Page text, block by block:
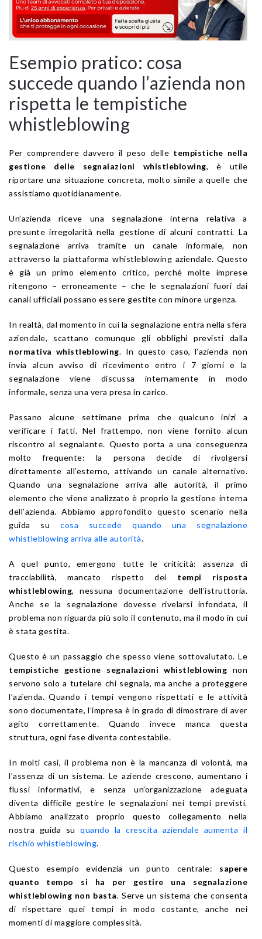
Esempio pratico: cosa
succede quando l’azienda non
rispetta le tempistiche
whistleblowing
Per comprendere davvero il peso delle tempistiche nella
gestione delle segnalazioni whistleblowing, è utile
riportare una situazione concreta, molto simile a quelle che
assistiamo quotidianamente.
Un’azienda riceve una segnalazione interna relativa a
presunte irregolarità nella gestione di alcuni contratti. La
segnalazione arriva tramite un canale informale, non
attraverso la piattaforma whistleblowing aziendale. Questo
è già un primo elemento critico, perché molte imprese
ritengono – erroneamente – che le segnalazioni fuori dai
canali ufficiali possano essere gestite con minore urgenza.
In realtà, dal momento in cui la segnalazione entra nella sfera
aziendale, scattano comunque gli obblighi previsti dalla
normativa whistleblowing. In questo caso, l’azienda non
invia alcun avviso di ricevimento entro i 7 giorni e la
segnalazione viene discussa internamente in modo
informale, senza una vera presa in carico.
Passano alcune settimane prima che qualcuno inizi a
verificare i fatti. Nel frattempo, non viene fornito alcun
riscontro al segnalante. Questo porta a una conseguenza
molto frequente: la persona decide di rivolgersi
direttamente all’esterno, attivando un canale alternativo.
Quando una segnalazione arriva alle autorità, il primo
elemento che viene analizzato è proprio la gestione interna
dell’azienda. Abbiamo approfondito questo scenario nella
guida su cosa succede quando una segnalazione
whistleblowing arriva alle autorità.
A quel punto, emergono tutte le criticità: assenza di
tracciabilità, mancato rispetto dei tempi risposta
whistleblowing, nessuna documentazione dell’istruttoria.
Anche se la segnalazione dovesse rivelarsi infondata, il
problema non riguarda più solo il contenuto, ma il modo in cui
è stata gestita.
Questo è un passaggio che spesso viene sottovalutato. Le
tempistiche gestione segnalazioni whistleblowing non
servono solo a tutelare chi segnala, ma anche a proteggere
l’azienda. Quando i tempi vengono rispettati e le attività
sono documentate, l’impresa è in grado di dimostrare di aver
agito correttamente. Quando invece manca questa
struttura, ogni fase diventa contestabile.
In molti casi, il problema non è la mancanza di volontà, ma
l’assenza di un sistema. Le aziende crescono, aumentano i
flussi informativi, e senza un’organizzazione adeguata
diventa difficile gestire le segnalazioni nei tempi previsti.
Abbiamo analizzato proprio questo collegamento nella
nostra guida suquando la crescita aziendale aumenta il
rischio whistleblowing.
Questo esempio evidenzia un punto centrale: sapere
quanto tempo si ha per gestire una segnalazione
whistleblowing non basta. Serve un sistema che consenta
di rispettare quei tempi in modo costante, anche nei
momenti di maggiore complessità.